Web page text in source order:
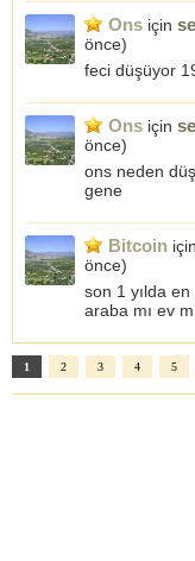
Ons için
önce)
feci düşüyor
Ons için
önce)
ons neden
gene
Bitcoin için
önce)
son 1 yılda
araba mı ev
1 2 3 4 5